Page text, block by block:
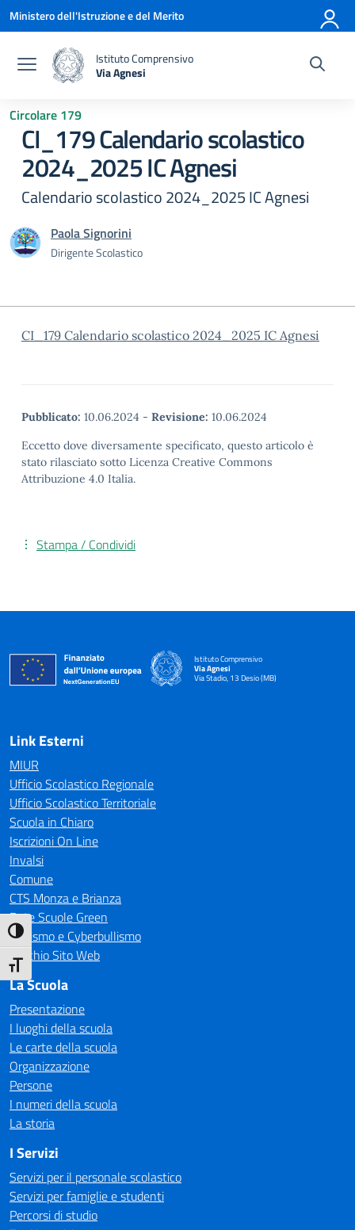
Attiva/disattiva alto contrasto
Attiva/disattiva dimensione testo
Vai ai contenuti
Vai al menu di navigazione
Vai al footer
Ministero dell'Istruzione e del Merito
Istituto Comprensivo
Via Agnesi
— Visita la pagina iniziale della scuola
Circolare 179
CI_179 Calendario scolastico
2024_2025 IC Agnesi
Calendario scolastico 2024_2025 IC Agnesi
Paola Signorini
Dirigente Scolastico
CI_179 Calendario scolastico 2024_2025 IC Agnesi
Pubblicato: 10.06.2024 - Revisione: 10.06.2024
Eccetto dove diversamente specificato, questo articolo è
stato rilasciato sotto Licenza Creative Commons
Attribuzione 4.0 Italia.
Stampa / Condividi
Istituto Comprensivo
Via Agnesi
Via Stadio, 13 Desio (MB)
— Visita la pagina iniziale della scuola
Link Esterni
MIUR
Ufficio Scolastico Regionale
Ufficio Scolastico Territoriale
Scuola in Chiaro
Iscrizioni On Line
Invalsi
Comune
CTS Monza e Brianza
Rete Scuole Green
Bullismo e Cyberbullismo
Vecchio Sito Web
La Scuola
Presentazione
I luoghi della scuola
Le carte della scuola
Organizzazione
Persone
I numeri della scuola
La storia
I Servizi
Servizi per il personale scolastico
Servizi per famiglie e studenti
Percorsi di studio